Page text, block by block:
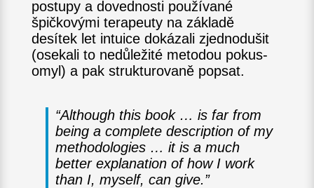
postupy a dovednosti používané
špičkovými terapeuty na základě
desítek let intuice dokázali zjednodušit
(osekali to nedůležité metodou pokus-
omyl) a pak strukturovaně popsat.
“Although this book … is far from
being a complete description of my
methodologies … it is a much
better explanation of how I work
than I, myself, can give.”